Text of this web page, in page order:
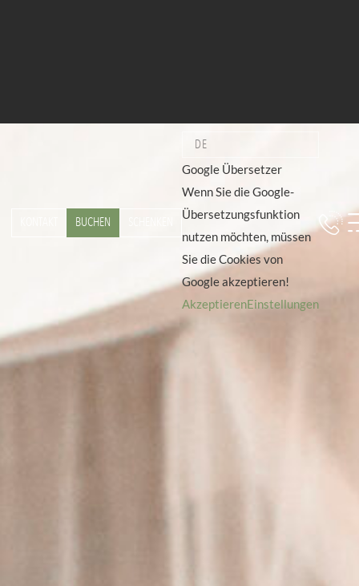
BUCHEN
DE
Google Übersetzer
Wenn Sie die Google-
Übersetzungsfunktion
nutzen möchten, müssen
Sie die Cookies von
Google akzeptieren!
AkzeptierenEinstellungen